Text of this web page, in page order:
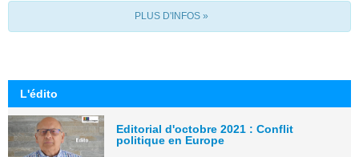
PLUS D'INFOS »
L'édito
Editorial d'octobre 2021 : Conflit
politique en Europe